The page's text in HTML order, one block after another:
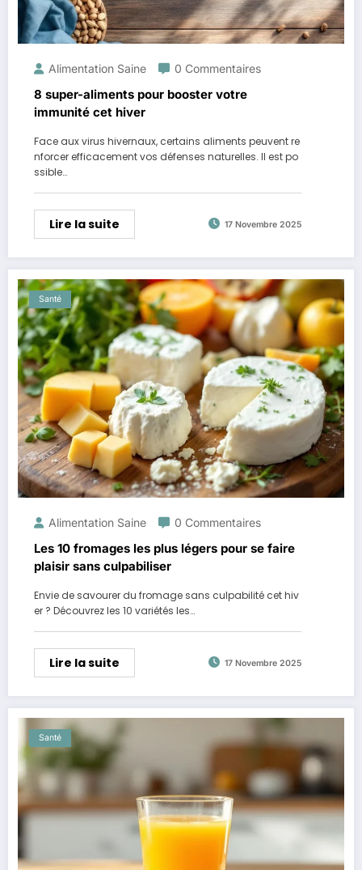
Alimentation Saine 0 Commentaires
8 super-aliments pour booster votre
immunité cet hiver
Face aux virus hivernaux, certains aliments peuvent re
nforcer efficacement vos défenses naturelles. Il est po
ssible…
Lire la suite 17 Novembre 2025
Santé
Alimentation Saine 0 Commentaires
Les 10 fromages les plus légers pour se faire
plaisir sans culpabiliser
Envie de savourer du fromage sans culpabilité cet hiv
er ? Découvrez les 10 variétés les…
Lire la suite 17 Novembre 2025
Santé